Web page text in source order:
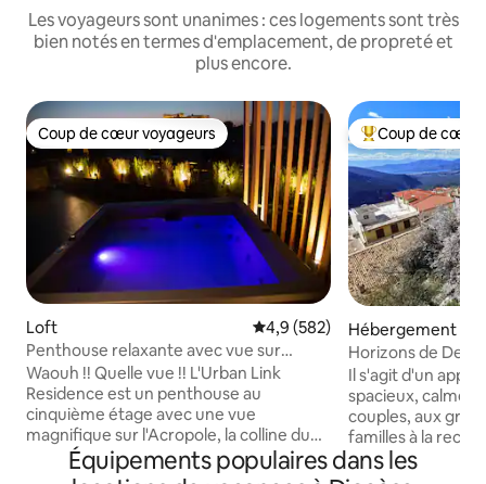
Les voyageurs sont unanimes : ces logements sont très
bien notés en termes d'emplacement, de propreté et
plus encore.
Coup de cœur voyageurs
Coup de cœur voyageurs
Loft Évaluation moyenne sur la
4,9 (582)
Penthouse relaxante avec vue sur
l'Acropole et jacuzzi
Waouh !! Quelle vue !! L'Urban Link
Residence est un penthouse au
cinquième étage avec une vue
magnifique sur l'Acropole, la colline du
Lycabette et la ville d'Athènes. Un
espace vraiment unique à un
Coups de cœur
Coup de cœur
Hébergement
Horizons de
Il s'agit d'un
spacieux, calme
couples, aux
familles à la
hébergement de
durée. Il est
Équipements populaires dans les